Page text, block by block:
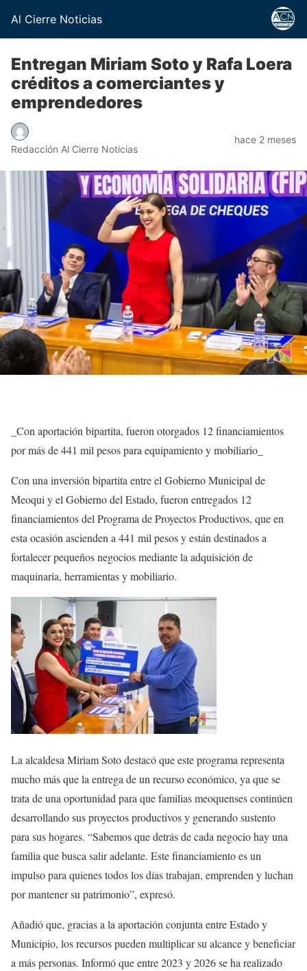
Al Cierre Noticias
Entregan Miriam Soto y Rafa Loera
créditos a comerciantes y
emprendedores
Redacción Al Cierre Noticias
hace 2 meses
_Con aportación bipartita, fueron otorgados 12 financiamientos
por más de 441 mil pesos para equipamiento y mobiliario_
Con una inversión bipartita entre el Gobierno Municipal de
Meoqui y el Gobierno del Estado, fueron entregados 12
financiamientos del Programa de Proyectos Productivos, que en
esta ocasión ascienden a 441 mil pesos y están destinados a
fortalecer pequeños negocios mediante la adquisición de
maquinaria, herramientas y mobiliario.
La alcaldesa Miriam Soto destacó que este programa representa
mucho más que la entrega de un recurso económico, ya que se
trata de una oportunidad para que familias meoquenses continúen
desarrollando sus proyectos productivos y generando sustento
para sus hogares. “Sabemos que detrás de cada negocio hay una
familia que busca salir adelante. Este financiamiento es un
impulso para quienes todos los días trabajan, emprenden y luchan
por mantener su patrimonio”, expresó.
Añadió que, gracias a la aportación conjunta entre Estado y
Municipio, los recursos pueden multiplicar su alcance y beneficiar
a más personas. Informó que entre 2023 y 2026 se ha realizado